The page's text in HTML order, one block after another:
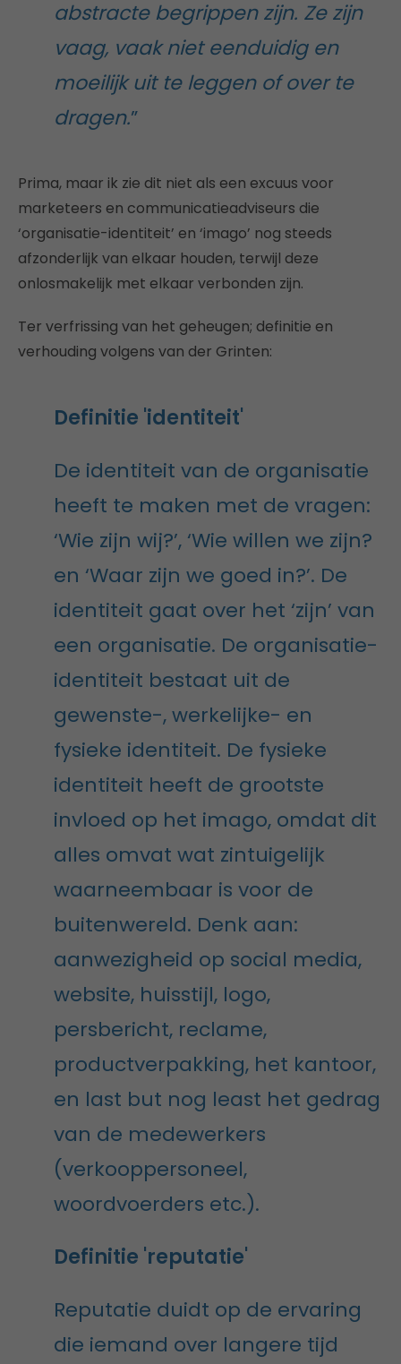
abstracte begrippen zijn. Ze zijn
vaag, vaak niet eenduidig en
moeilijk uit te leggen of over te
dragen.”
Prima, maar ik zie dit niet als een excuus voor
marketeers en communicatieadviseurs die
‘organisatie-identiteit’ en ‘imago’ nog steeds
afzonderlijk van elkaar houden, terwijl deze
onlosmakelijk met elkaar verbonden zijn.
Ter verfrissing van het geheugen; definitie en
verhouding volgens van der Grinten:
Definitie 'identiteit'
De identiteit van de organisatie
heeft te maken met de vragen:
‘Wie zijn wij?’, ‘Wie willen we zijn?
en ‘Waar zijn we goed in?’. De
identiteit gaat over het ‘zijn’ van
een organisatie. De organisatie-
identiteit bestaat uit de
gewenste-, werkelijke- en
fysieke identiteit. De fysieke
identiteit heeft de grootste
invloed op het imago, omdat dit
alles omvat wat zintuigelijk
waarneembaar is voor de
buitenwereld. Denk aan:
aanwezigheid op social media,
website, huisstijl, logo,
persbericht, reclame,
productverpakking, het kantoor,
en last but nog least het gedrag
van de medewerkers
(verkooppersoneel,
woordvoerders etc.).
Definitie 'reputatie'
Reputatie duidt op de ervaring
die iemand over langere tijd